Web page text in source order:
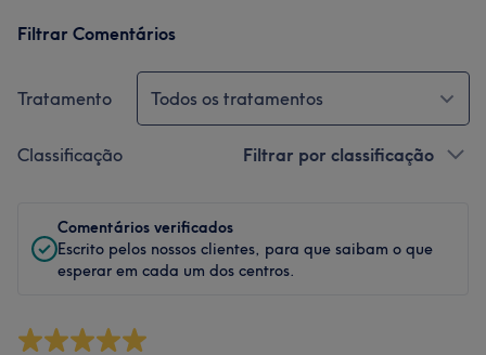
Filtrar Comentários
Tratamento Todos os tratamentos
Classificação Filtrar por classificação
Comentários verificados
Escrito pelos nossos clientes, para que saibam o que
esperar em cada um dos centros.